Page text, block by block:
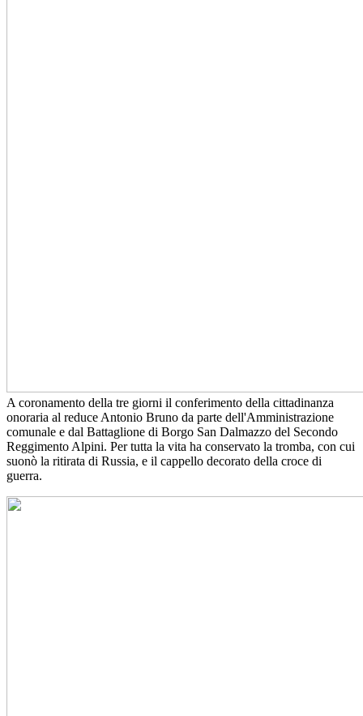
A coronamento della tre giorni il conferimento della cittadinanza
onoraria al reduce Antonio Bruno da parte dell'Amministrazione
comunale e dal Battaglione di Borgo San Dalmazzo del Secondo
Reggimento Alpini. Per tutta la vita ha conservato la tromba, con cui
suonò la ritirata di Russia, e il cappello decorato della croce di
guerra.